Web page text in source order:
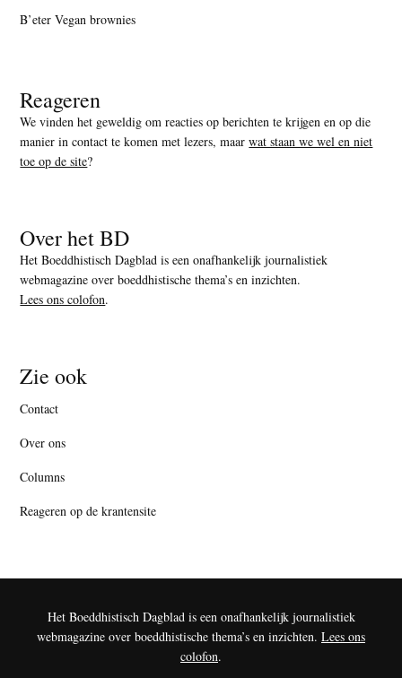
B’eter Vegan brownies
Reageren
We vinden het geweldig om reacties op berichten te krijgen en op die
manier in contact te komen met lezers, maarwat staan we wel en niet
toe op de site?
Over het BD
Het Boeddhistisch Dagblad is een onafhankelijk journalistiek
webmagazine over boeddhistische thema’s en inzichten.
Lees ons colofon.
Zie ook
Contact
Over ons
Columns
Reageren op de krantensite
Het Boeddhistisch Dagblad is een onafhankelijk journalistiek
webmagazine over boeddhistische thema’s en inzichten. Lees ons
colofon.